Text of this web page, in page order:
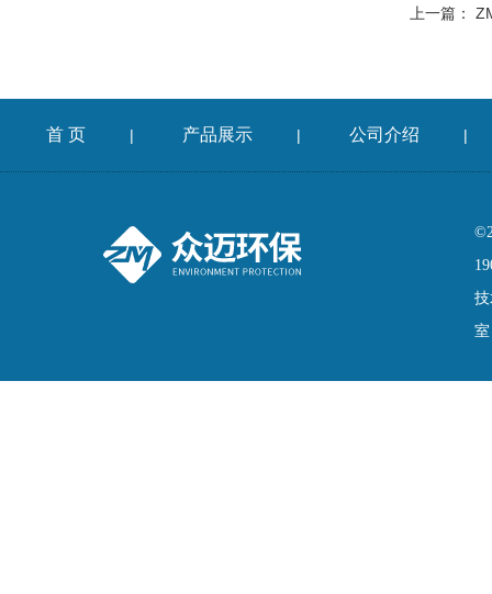
上一篇：
首 页 | 产品展示 | 公司介绍 |